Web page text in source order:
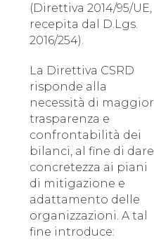
(Direttiva 2014/95/UE,
recepita dal D.Lgs.
2016/254).
La Direttiva CSRD
risponde alla
necessità di maggior
trasparenza e
confrontabilità dei
bilanci, al fine di dare
concretezza ai piani
di mitigazione e
adattamento delle
organizzazioni. A tal
fine introduce: